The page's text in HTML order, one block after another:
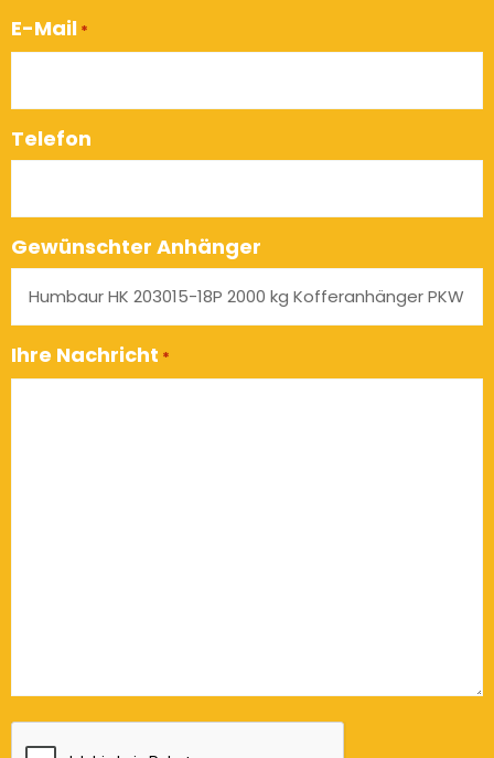
E-Mail *
Telefon
Gewünschter Anhänger
Ihre Nachricht *
CAPTCHA